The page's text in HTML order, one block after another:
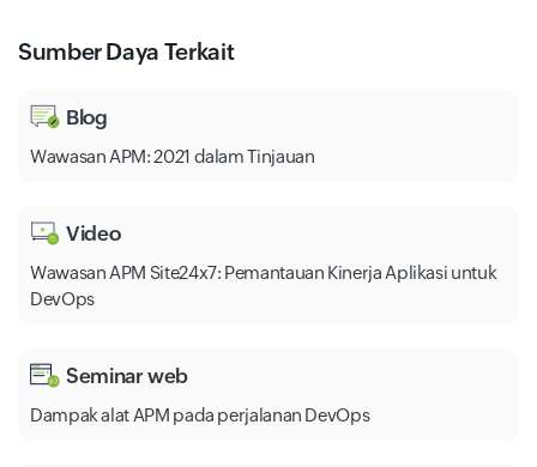
Sumber Daya Terkait
Blog
Wawasan APM: 2021 dalam Tinjauan
Video
Wawasan APM Site24x7: Pemantauan Kinerja Aplikasi untuk
DevOps
Seminar web
Dampak alat APM pada perjalanan DevOps